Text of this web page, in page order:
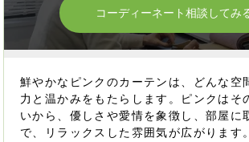
コーディーネート相談してみ
鮮やかなピンクのカーテンは、どんな空
力と温かみをもたらします。ピンクはそ
いから、優しさや愛情を象徴し、部屋に
で、リラックスした雰囲気が広がります